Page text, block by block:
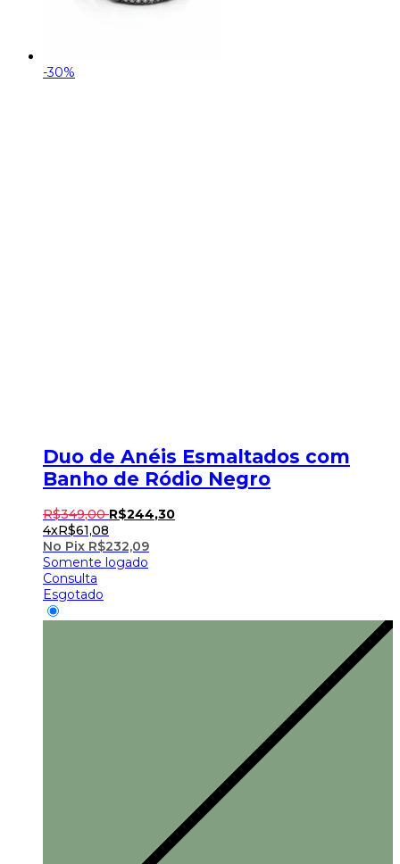
-30%
Duo de Anéis Esmaltados com
Banho de Ródio Negro
R$349,00 R$244,30
4xR$61,08
No Pix R$232,09
Somente logado
Consulta
Esgotado